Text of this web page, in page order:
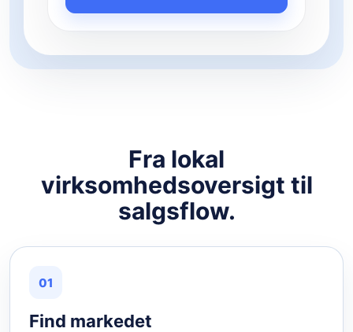
Fra lokal
virksomhedsoversigt til
salgsflow.
01
Find markedet